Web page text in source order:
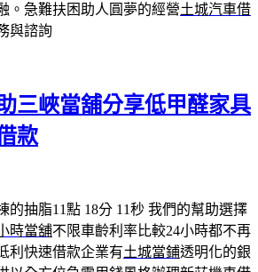
。急難扶困助人圓夢的經營土城汽車借
與諮詢
三峽當舖分享低甲醛家具
款
的抽脂11點 18分 11秒 我們的幫助選擇
時當舖不限車齡利率比較24小時都不再
利快速借款企業有土城當鋪透明化的銀